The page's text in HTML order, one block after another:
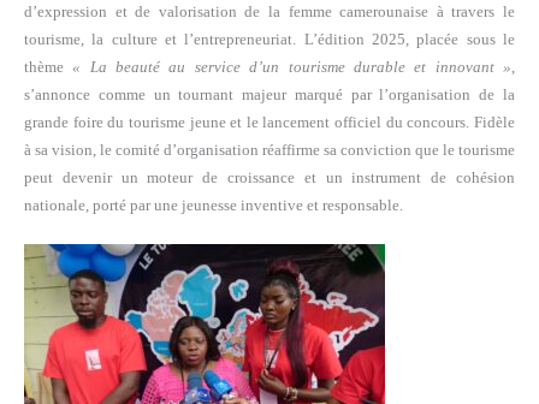
d’expression et de valorisation de la femme camerounaise à travers le
tourisme, la culture et l’entrepreneuriat. L’édition 2025, placée sous le
thème« La beauté au service d’un tourisme durable et innovant »
s’annonce comme un tournant majeur marqué par l’organisation de la
grande foire du tourisme jeune et le lancement officiel du concours. Fidèle
à sa vision, le comité d’organisation réaffirme sa conviction que le tourisme
peut devenir un moteur de croissance et un instrument de cohésion
nationale, porté par une jeunesse inventive et responsable.